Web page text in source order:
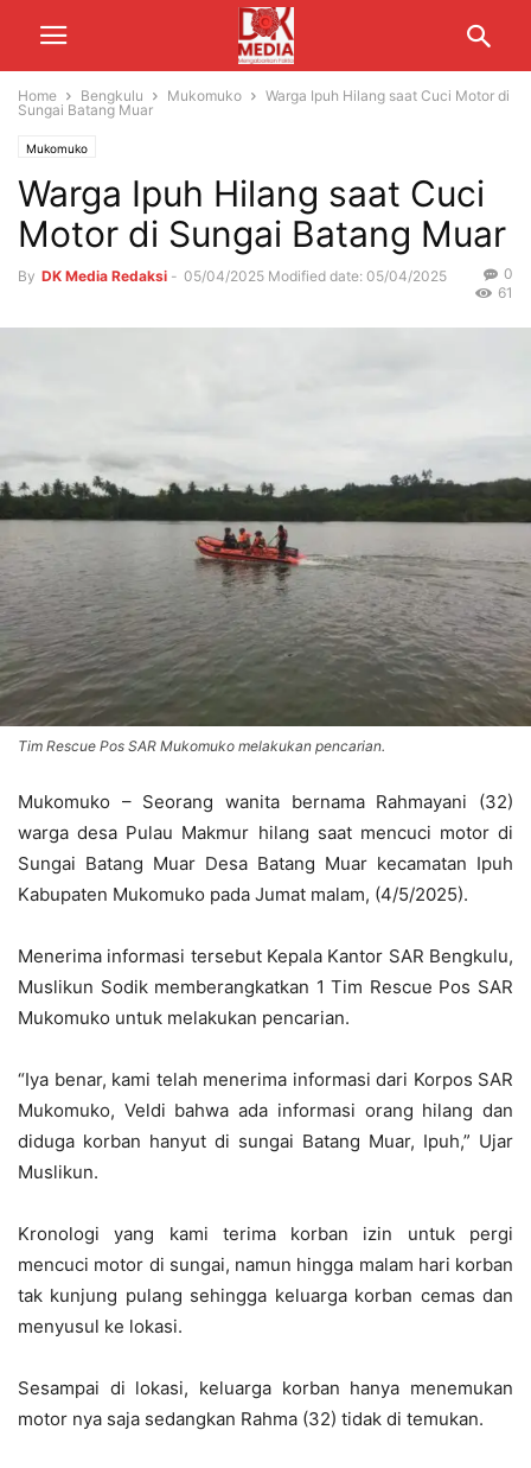
Home Bengkulu Mukomuko
Warga Ipuh Hilang saat Cuci Motor di
Sungai Batang Muar
Mukomuko
Warga Ipuh Hilang saat Cuci
Motor di Sungai Batang Muar
By DK Media Redaksi - 05/04/2025 Modified date: 05/04/2025
0
61
Tim Rescue Pos SAR Mukomuko melakukan pencarian.
Mukomuko – Seorang wanita bernama Rahmayani (32)
warga desa Pulau Makmur hilang saat mencuci motor di
Sungai Batang Muar Desa Batang Muar kecamatan Ipuh
Kabupaten Mukomuko pada Jumat malam, (4/5/2025).
Menerima informasi tersebut Kepala Kantor SAR Bengkulu,
Muslikun Sodik memberangkatkan 1 Tim Rescue Pos SAR
Mukomuko untuk melakukan pencarian.
“Iya benar, kami telah menerima informasi dari Korpos SAR
Mukomuko, Veldi bahwa ada informasi orang hilang dan
diduga korban hanyut di sungai Batang Muar, Ipuh,” Ujar
Muslikun.
Kronologi yang kami terima korban izin untuk pergi
mencuci motor di sungai, namun hingga malam hari korban
tak kunjung pulang sehingga keluarga korban cemas dan
menyusul ke lokasi.
Sesampai di lokasi, keluarga korban hanya menemukan
motor nya saja sedangkan Rahma (32) tidak di temukan.